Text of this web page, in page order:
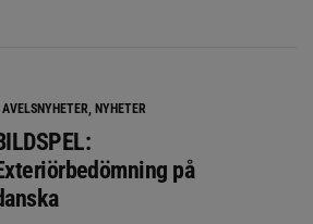
AVELSNYHETER, NYHETER
på